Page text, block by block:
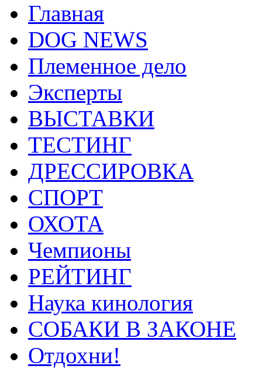
Главная
DOG NEWS
Племенное дело
Эксперты
ВЫСТАВКИ
ТЕСТИНГ
ДРЕССИРОВКА
СПОРТ
ОХОТА
Чемпионы
РЕЙТИНГ
Наука кинология
СОБАКИ В ЗАКОНЕ
Отдохни!